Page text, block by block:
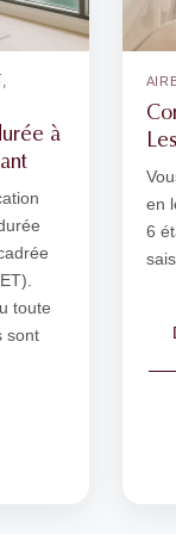
à
toute
sont
,
en
6